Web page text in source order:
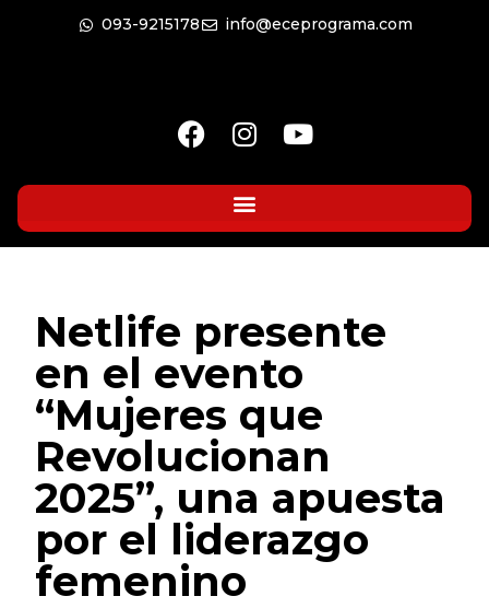
093-9215178 info@eceprograma.com
Netlife presente
en el evento
“Mujeres que
Revolucionan
2025”, una apuesta
por el liderazgo
femenino